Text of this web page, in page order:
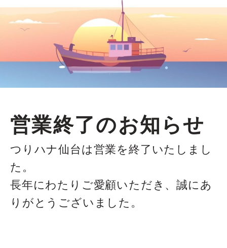
営業終了のお知らせ
つりハナ仙台は営業を終了いたしまし
た。
長年にわたりご愛顧いただき、誠にあ
りがとうございました。